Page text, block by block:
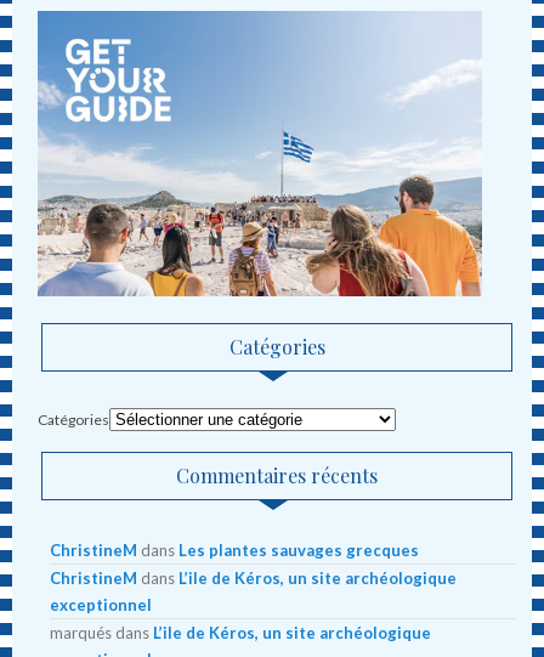
Catégories
Catégories
Commentaires récents
ChristineM dans Les plantes sauvages grecques
ChristineM dans L’ile de Kéros, un site archéologique
exceptionnel
marqués dans L’ile de Kéros, un site archéologique